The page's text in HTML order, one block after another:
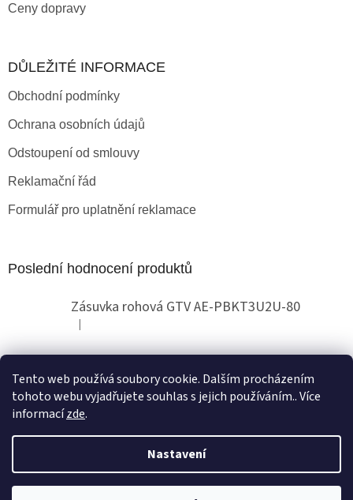
Tento web používá soubory cookie. Dalším procházením
tohoto webu vyjadřujete souhlas s jejich používáním.. Více
informacízde.
Nastavení
Ceny dopravy
DŮLEŽITÉ INFORMACE
Obchodní podmínky
Ochrana osobních údajů
Odstoupení od smlouvy
Reklamační řád
Formulář pro uplatnění reklamace
Poslední hodnocení produktů
Zásuvka rohová GTV AE-PBKT3U2U-80
Hodnocení produktu je 2 z 5 hvězdiček.
|
Obchodní pokyny
Vytvořil Shoptet